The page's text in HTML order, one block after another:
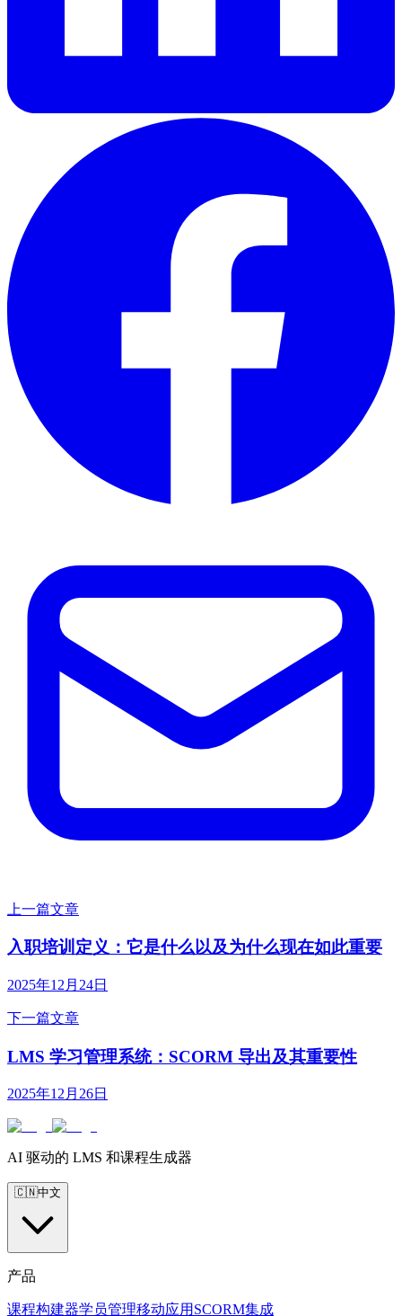
上一篇文章
入职培训定义：它是什么以及为什么现在如此重要
2025年12月24日
下一篇文章
LMS 学习管理系统：SCORM 导出及其重要性
2025年12月26日
AI 驱动的 LMS 和课程生成器
🇨🇳中文
产品
课程构建器学员管理移动应用 SCORM集成